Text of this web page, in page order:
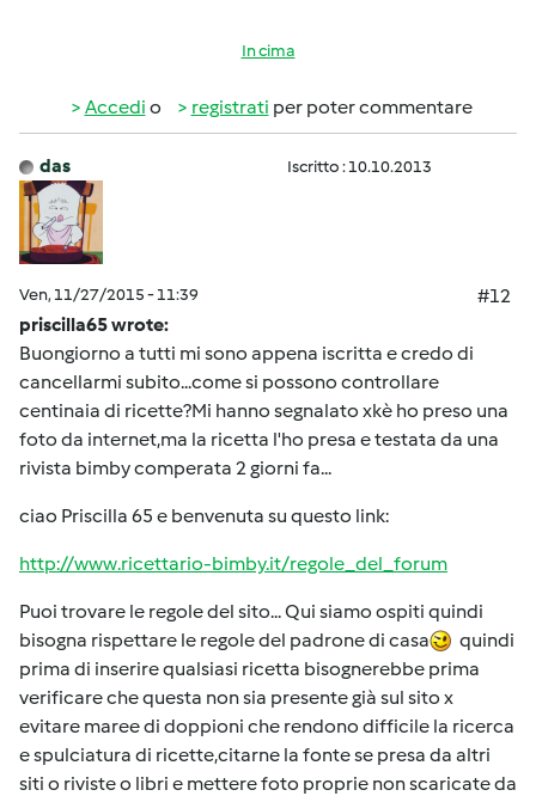
In cima
Accedi o registrati per poter commentare
das Iscritto : 10.10.2013
Ven, 11/27/2015 - 11:39
#12
priscilla65 wrote:
Buongiorno a tutti mi sono appena iscritta e credo di
cancellarmi subito...come si possono controllare
centinaia di ricette?Mi hanno segnalato xkè ho preso una
foto da internet,ma la ricetta l'ho presa e testata da una
rivista bimby comperata 2 giorni fa...
ciao Priscilla 65 e benvenuta su questo link:
http://www.ricettario-bimby.it/regole_del_forum
Puoi trovare le regole del sito... Qui siamo ospiti quindi
bisogna rispettare le regole del padrone di casa
quindi
prima di inserire qualsiasi ricetta bisognerebbe prima
verificare che questa non sia presente già sul sito x
evitare maree di doppioni che rendono difficile la ricerca
e spulciatura di ricette,citarne la fonte se presa da altri
siti o riviste o libri e mettere foto proprie non scaricate da